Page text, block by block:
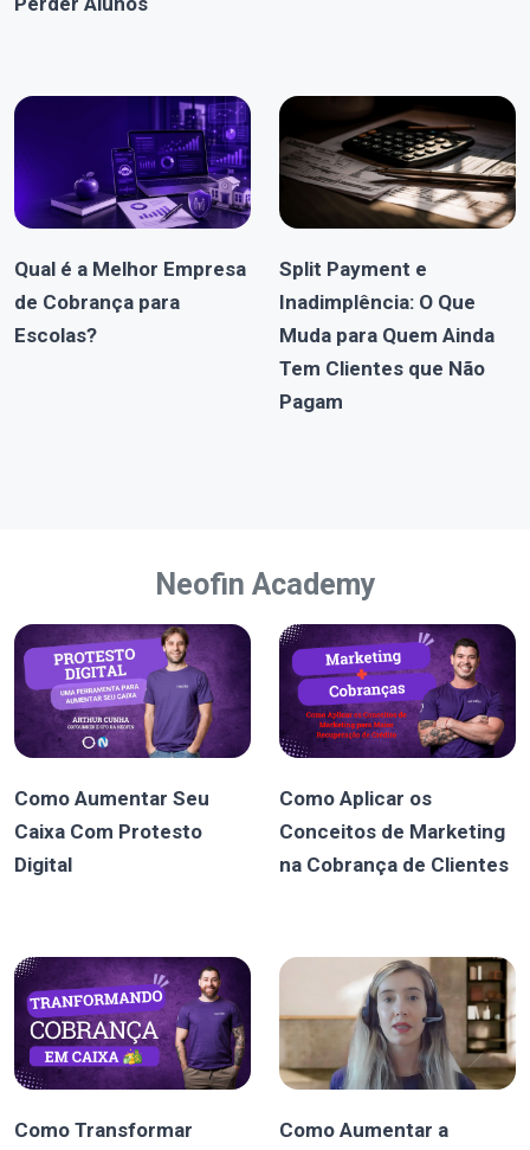
Qual é a Melhor Empresa
de Cobrança para
Escolas?
Split Payment e
Inadimplência: O Que
Muda para Quem Ainda
Tem Clientes que Não
Pagam
Neofin Academy
Como Aumentar Seu
Caixa Com Protesto
Digital
Como Aplicar os
Conceitos de Marketing
na Cobrança de Clientes
Como Transformar
Como Aumentar a